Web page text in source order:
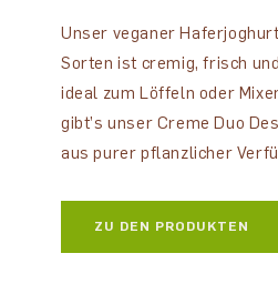
Unser veganer
Sorten ist cremig, frisch
ideal zum Löffeln oder
gibt’s unser Creme Duo
aus purer pflanzlicher
ZU DEN PRODUKTEN